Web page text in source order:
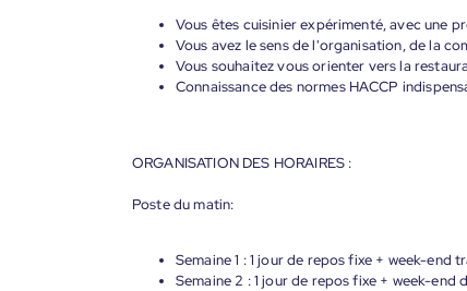
Vous êtes cuisinier expérimenté, avec une
Vous avez le sens de l'organisation, de la
Vous souhaitez vous orienter vers la
Connaissance des normes HACCP
ORGANISATION DES HORAIRES :
Poste du matin:
Semaine 1 : 1 jour de repos fixe + week-end
Semaine 2 : 1 jour de repos fixe + week-end